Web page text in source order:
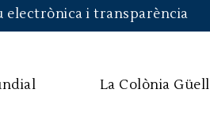
al contingut
electrònica i transparència
La Colònia Güell